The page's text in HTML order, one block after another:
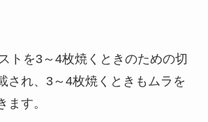
トを3～4枚焼くときのための切
され、3～4枚焼くときもムラを
ます。